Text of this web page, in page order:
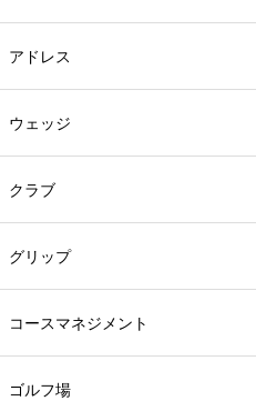
アドレス
ウェッジ
クラブ
グリップ
コースマネジメント
ゴルフ場